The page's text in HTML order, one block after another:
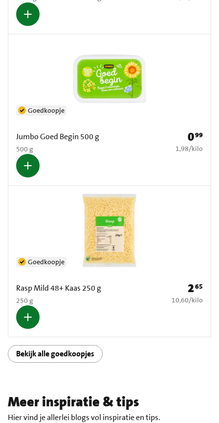
Jumbo Goed Begin 500 g
500 g
Goedkoopje
Prijs: €
099
€ 1,98 per kilo
1,98/kilo
Rasp Mild 48+ Kaas 250 g
250 g
Goedkoopje
Prijs: €
265
€ 10,60 per kilo
10,60/kilo
Bekijk alle goedkoopjes
Meer inspiratie & tips
Hier vind je allerlei blogs vol inspiratie en tips.